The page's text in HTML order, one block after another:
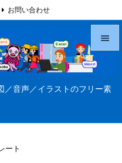
／音声／イラストのフリー素



お問い合わせ
ート